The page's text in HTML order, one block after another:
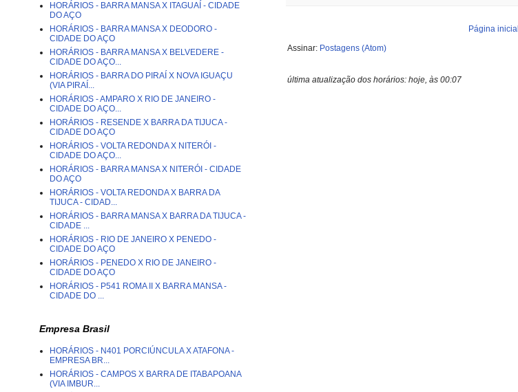
Página inicial
Assinar: Postagens (Atom)
última atualização dos horários: hoje, às 00:07
HORÁRIOS - BARRA MANSA X ITAGUAÍ - CIDADE
DO AÇO
HORÁRIOS - BARRA MANSA X DEODORO -
CIDADE DO AÇO
HORÁRIOS - BARRA MANSA X BELVEDERE -
CIDADE DO AÇO...
HORÁRIOS - BARRA DO PIRAÍ X NOVA IGUAÇU
(VIA PIRAÍ...
HORÁRIOS - AMPARO X RIO DE JANEIRO -
CIDADE DO AÇO...
HORÁRIOS - RESENDE X BARRA DA TIJUCA -
CIDADE DO AÇO
HORÁRIOS - VOLTA REDONDA X NITERÓI -
CIDADE DO AÇO...
HORÁRIOS - BARRA MANSA X NITERÓI - CIDADE
DO AÇO
HORÁRIOS - VOLTA REDONDA X BARRA DA
TIJUCA - CIDAD...
HORÁRIOS - BARRA MANSA X BARRA DA TIJUCA -
CIDADE ...
HORÁRIOS - RIO DE JANEIRO X PENEDO -
CIDADE DO AÇO
HORÁRIOS - PENEDO X RIO DE JANEIRO -
CIDADE DO AÇO
HORÁRIOS - P541 ROMA II X BARRA MANSA -
CIDADE DO ...
Empresa Brasil
HORÁRIOS - N401 PORCIÚNCULA X ATAFONA -
EMPRESA BR...
HORÁRIOS - CAMPOS X BARRA DE ITABAPOANA
(VIA IMBUR...